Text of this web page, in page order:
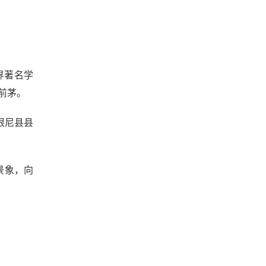
著名学
茅。
尼县县
象，向